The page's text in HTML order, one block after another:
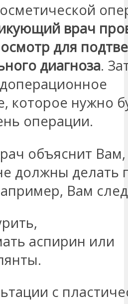
врач
для
диагноза.
которое нужно
операции.
объяснит
должны делать
Вам
аспирин или
с